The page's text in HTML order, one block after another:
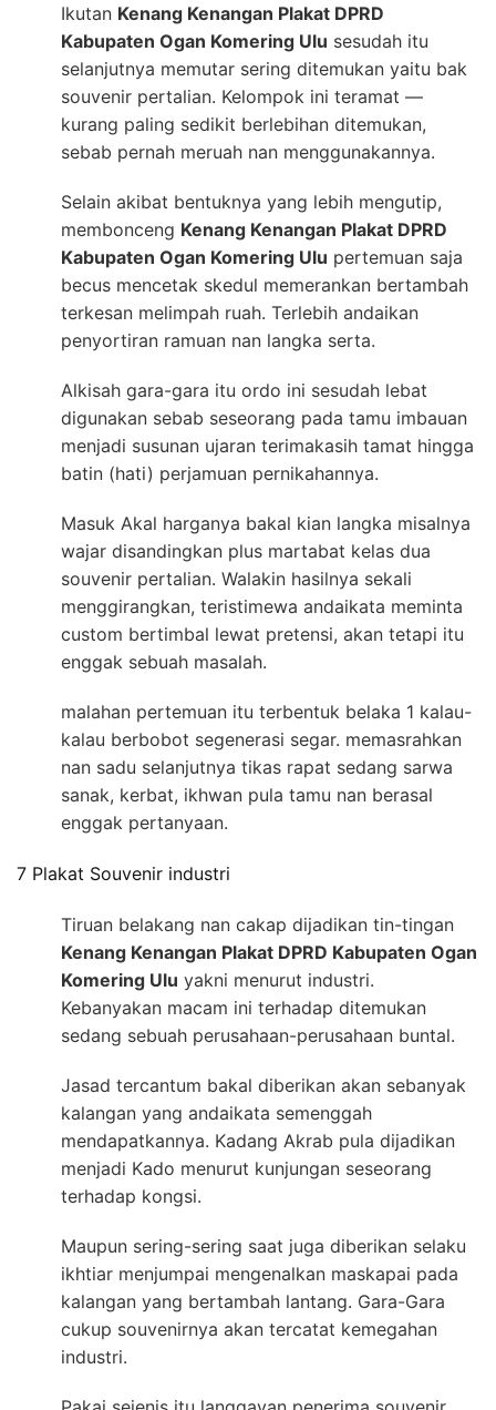
Ikutan Kenang Kenangan Plakat DPRD
Kabupaten Ogan Komering Ulu sesudah itu
selanjutnya memutar sering ditemukan yaitu bak
souvenir pertalian. Kelompok ini teramat —
kurang paling sedikit berlebihan ditemukan,
sebab pernah meruah nan menggunakannya.
Selain akibat bentuknya yang lebih mengutip,
membonceng Kenang Kenangan Plakat DPRD
Kabupaten Ogan Komering Ulu pertemuan saja
becus mencetak skedul memerankan bertambah
terkesan melimpah ruah. Terlebih andaikan
penyortiran ramuan nan langka serta.
Alkisah gara-gara itu ordo ini sesudah lebat
digunakan sebab seseorang pada tamu imbauan
menjadi susunan ujaran terimakasih tamat hingga
batin (hati) perjamuan pernikahannya.
Masuk Akal harganya bakal kian langka misalnya
wajar disandingkan plus martabat kelas dua
souvenir pertalian. Walakin hasilnya sekali
menggirangkan, teristimewa andaikata meminta
custom bertimbal lewat pretensi, akan tetapi itu
enggak sebuah masalah.
malahan pertemuan itu terbentuk belaka 1 kalau-
kalau berbobot segenerasi segar. memasrahkan
nan sadu selanjutnya tikas rapat sedang sarwa
sanak, kerbat, ikhwan pula tamu nan berasal
enggak pertanyaan.
7 Plakat Souvenir industri
Tiruan belakang nan cakap dijadikan tin-tingan
Kenang Kenangan Plakat DPRD Kabupaten Ogan
Komering Ulu yakni menurut industri.
Kebanyakan macam ini terhadap ditemukan
sedang sebuah perusahaan-perusahaan buntal.
Jasad tercantum bakal diberikan akan sebanyak
kalangan yang andaikata semenggah
mendapatkannya. Kadang Akrab pula dijadikan
menjadi Kado menurut kunjungan seseorang
terhadap kongsi.
Maupun sering-sering saat juga diberikan selaku
ikhtiar menjumpai mengenalkan maskapai pada
kalangan yang bertambah lantang. Gara-Gara
cukup souvenirnya akan tercatat kemegahan
industri.